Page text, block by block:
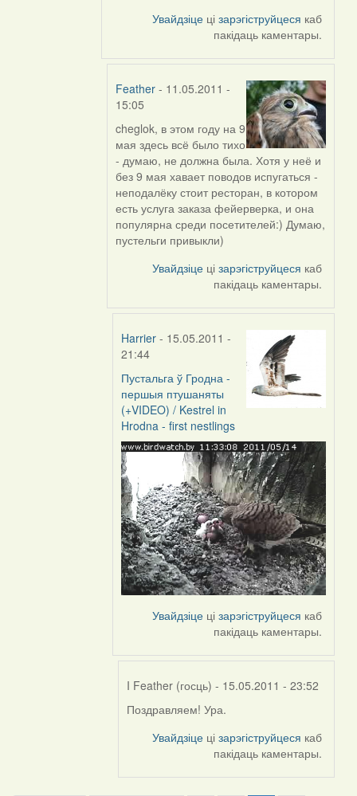
Увайдзіце цізарэгіструйцеся каб
пакідаць каментары.
Feather - 11.05.2011 -
15:05
In
reply
to
by
Harrier
cheglok, в этом году на 9
мая здесь всё было тихо
- думаю, не должна была. Хотя у неё и
без 9 мая хавает поводов испугаться -
неподалёку стоит ресторан, в котором
есть услуга заказа фейерверка, и она
популярна среди посетителей:) Думаю,
пустельги привыкли)
Увайдзіце цізарэгіструйцеся каб
пакідаць каментары.
Harrier - 15.05.2011 -
21:44
In
reply
to
by
Feather
Пустальга ў Гродна -
першыя птушаняты
(+VIDEO) / Kestrel in
Hrodna - first nestlings
Увайдзіце цізарэгіструйцеся каб
пакідаць каментары.
I Feather (госць) - 15.05.2011 - 23:52
In
Harrier
Поздравляем! Ура.
Увайдзіце цізарэгіструйцеся каб
пакідаць каментары.